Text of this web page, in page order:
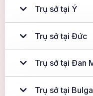
Trụ sở tại Ý
Trụ sở tại Đức
Trụ sở tại Đan
Trụ sở tại